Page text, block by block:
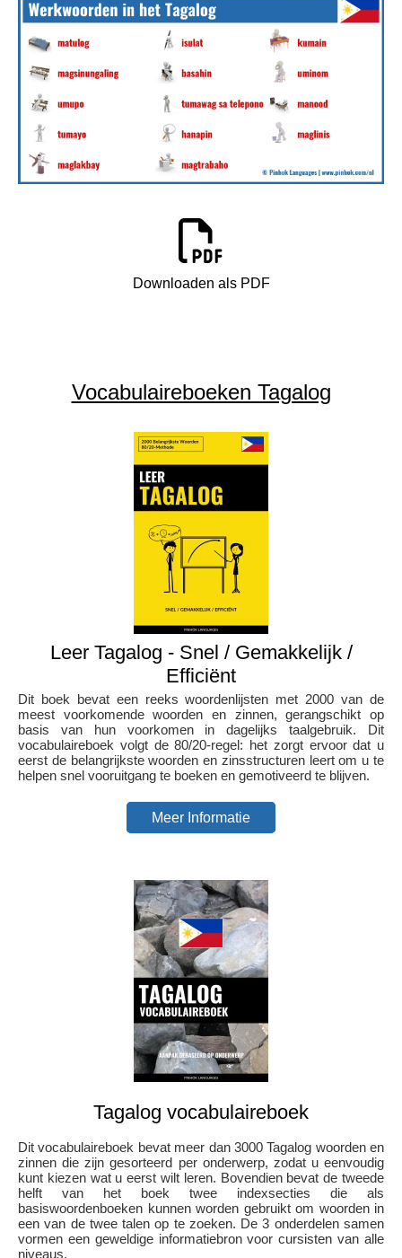
Downloaden als PDF
Vocabulaireboeken Tagalog
Leer Tagalog - Snel / Gemakkelijk /
Efficiënt
Dit boek bevat een reeks woordenlijsten met 2000 van de
meest voorkomende woorden en zinnen, gerangschikt op
basis van hun voorkomen in dagelijks taalgebruik. Dit
vocabulaireboek volgt de 80/20-regel: het zorgt ervoor dat u
eerst de belangrijkste woorden en zinsstructuren leert om u te
helpen snel vooruitgang te boeken en gemotiveerd te blijven.
Meer Informatie
Tagalog vocabulaireboek
Dit vocabulaireboek bevat meer dan 3000 Tagalog woorden en
zinnen die zijn gesorteerd per onderwerp, zodat u eenvoudig
kunt kiezen wat u eerst wilt leren. Bovendien bevat de tweede
helft van het boek twee indexsecties die als
basiswoordenboeken kunnen worden gebruikt om woorden in
een van de twee talen op te zoeken. De 3 onderdelen samen
vormen een geweldige informatiebron voor cursisten van alle
niveaus.